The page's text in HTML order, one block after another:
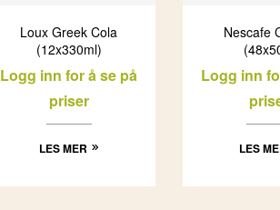
Loux Greek Cola
(12x330ml)
Logg inn for å se på
priser
LES MER
Nescafe
Logg inn
LES